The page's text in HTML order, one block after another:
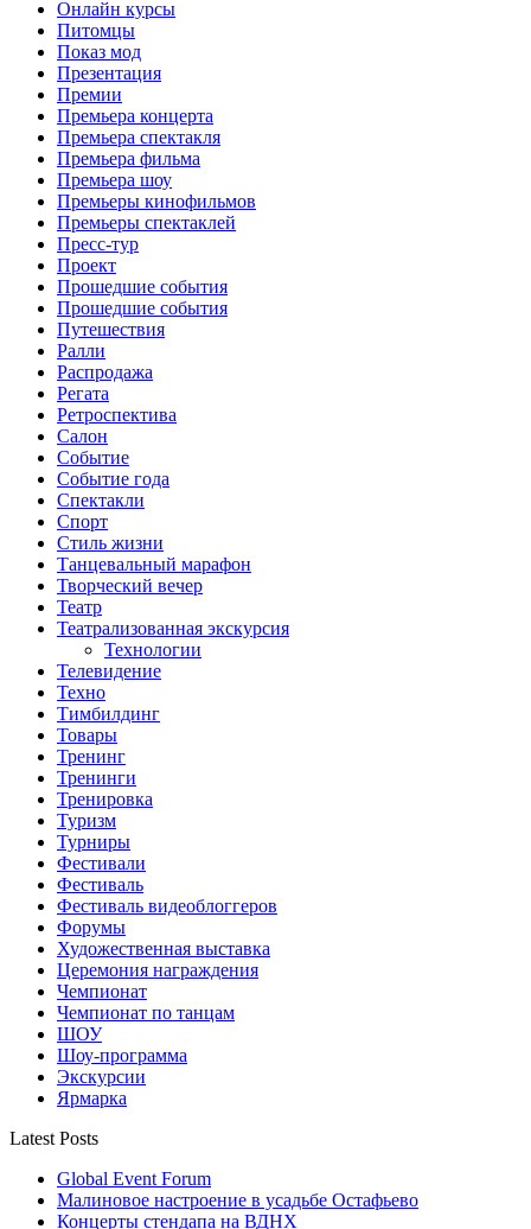
Онлайн курсы
Питомцы
Показ мод
Презентация
Премии
Премьера концерта
Премьера спектакля
Премьера фильма
Премьера шоу
Премьеры кинофильмов
Премьеры спектаклей
Пресс-тур
Проект
Прошедшие события
Прошедшие события
Путешествия
Ралли
Распродажа
Регата
Ретроспектива
Салон
Событие
Событие года
Спектакли
Спорт
Стиль жизни
Танцевальный марафон
Творческий вечер
Театр
Театрализованная экскурсия
Технологии
Телевидение
Техно
Тимбилдинг
Товары
Тренинг
Тренинги
Тренировка
Туризм
Турниры
Фестивали
Фестиваль
Фестиваль видеоблоггеров
Форумы
Художественная выставка
Церемония награждения
Чемпионат
Чемпионат по танцам
ШОУ
Шоу-программа
Экскурсии
Ярмарка
Latest Posts
Global Event Forum
Малиновое настроение в усадьбе Остафьево
Концерты стендапа на ВДНХ